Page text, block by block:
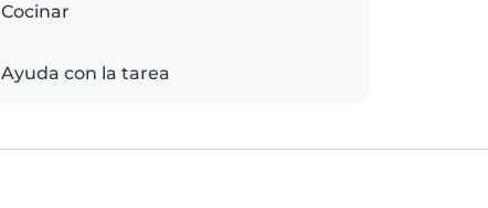
Cocinar
Ayuda con la tarea